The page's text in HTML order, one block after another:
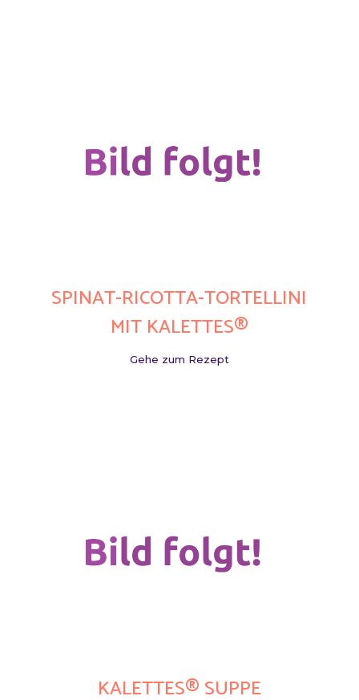
SPINAT-RICOTTA-TORTELLINI
MIT KALETTES®
Gehe zum Rezept
KALETTES® SUPPE